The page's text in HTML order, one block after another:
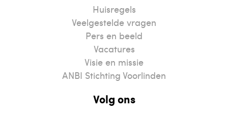
Huisregels
Veelgestelde vragen
Pers en beeld
Vacatures
Visie en missie
ANBI Stichting Voorlinden
Volg ons